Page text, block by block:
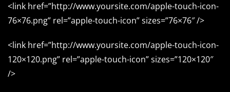
<link href=”http://www.yoursite.com/apple-touch-icon-
76×76.png” rel=”apple-touch-icon” sizes=”76×76″ />
<link href=”http://www.yoursite.com/apple-touch-icon-
120×120.png” rel=”apple-touch-icon” sizes=”120×120″
/>